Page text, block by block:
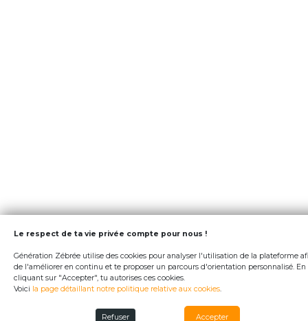
Le respect de ta vie privée compte pour nous !
Génération Zébrée utilise des cookies pour analyser l'utilisation de la plateforme
de l'améliorer en continu et te proposer un parcours d'orientation personnalisé. En
cliquant sur "Accepter", tu autorises ces cookies.
Voici la page détaillant notre politique relative aux cookies.
Refuser Accepter